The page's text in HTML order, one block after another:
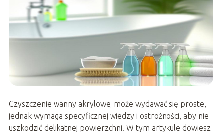
Czyszczenie wanny akrylowej może wydawać się proste,
jednak wymaga specyficznej wiedzy i ostrożności, aby nie
uszkodzić delikatnej powierzchni. W tym artykule dowiesz